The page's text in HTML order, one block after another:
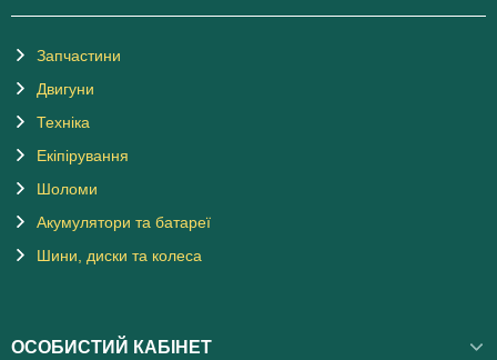
Запчастини
Двигуни
Техніка
Екіпірування
Шоломи
Акумулятори та батареї
Шини, диски та колеса
ОСОБИСТИЙ КАБІНЕТ